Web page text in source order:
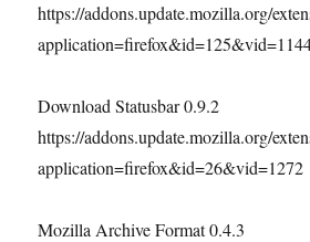
https://addons.update.mozilla.org/
Download Statusbar 0.9.2
https://addons.update.mozilla.org/
application=firefox&id=26&vid=1272
Mozilla Archive Format 0.4.3